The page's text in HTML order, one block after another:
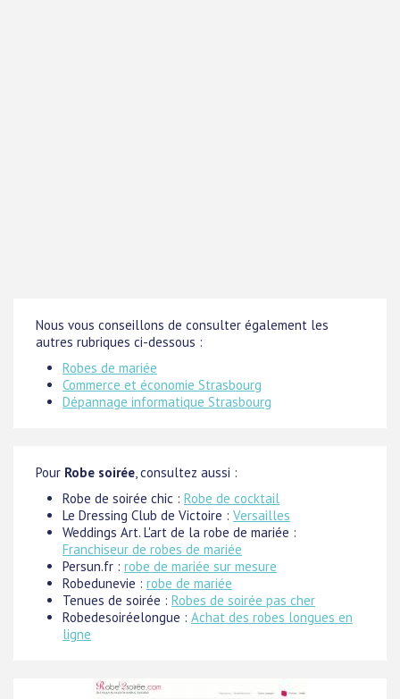
Nous vous conseillons de consulter également les
autres rubriques ci-dessous :
Robes de mariée
Commerce et économie Strasbourg
Dépannage informatique Strasbourg
Pour Robe soirée, consultez aussi :
Robe de soirée chic : Robe de cocktail
Le Dressing Club de Victoire : Versailles
Weddings Art. L'art de la robe de mariée :
Franchiseur de robes de mariée
Persun.fr : robe de mariée sur mesure
Robedunevie : robe de mariée
Tenues de soirée : Robes de soirée pas cher
Robedesoiréelongue : Achat des robes longues en
ligne